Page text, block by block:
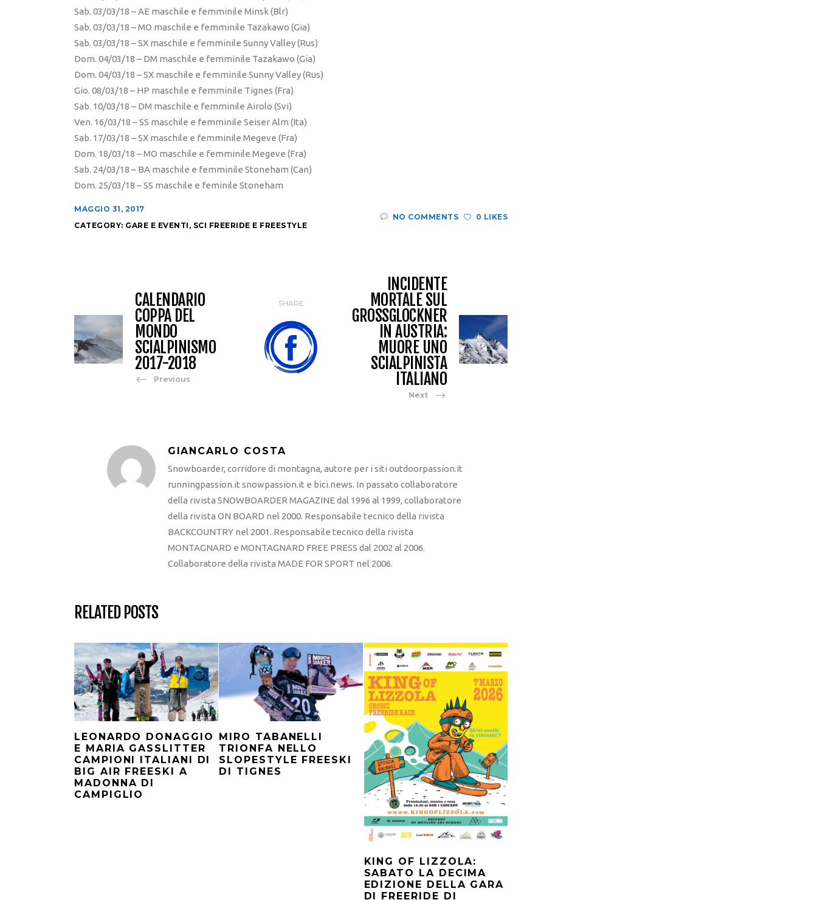
Sab. 03/03/18 – AE maschile e femminile Minsk (Blr)
Sab. 03/03/18 – MO maschile e femminile Tazakawo (Gia)
Sab. 03/03/18 – SX maschile e femminile Sunny Valley (Rus)
Dom. 04/03/18 – DM maschile e femminile Tazakawo (Gia)
Dom. 04/03/18 – SX maschile e femminile Sunny Valley (Rus)
Gio. 08/03/18 – HP maschile e femminile Tignes (Fra)
Sab. 10/03/18 – DM maschile e femminile Airolo (Svi)
Ven. 16/03/18 – SS maschile e femminile Seiser Alm (Ita)
Sab. 17/03/18 – SX maschile e femminile Megeve (Fra)
Dom. 18/03/18 – MO maschile e femminile Megeve (Fra)
Sab. 24/03/18 – BA maschile e femminile Stoneham (Can)
Dom. 25/03/18 – SS maschile e feminile Stoneham
MAGGIO 31, 2017
CATEGORY: GARE E EVENTI , SCI FREERIDE E FREESTYLE
NO COMMENTS 0 LIKES
CALENDARIO
COPPA DEL
MONDO
SCIALPINISMO
2017-2018
Previous
SHARE
INCIDENTE
MORTALE SUL
GROSSGLOCKNER
IN AUSTRIA:
MUORE UNO
SCIALPINISTA
ITALIANO
Next
GIANCARLO COSTA
Snowboarder, corridore di montagna, autore per i siti outdoorpassion.it
runningpassion.it snowpassion.it e bici.news. In passato collaboratore
della rivista SNOWBOARDER MAGAZINE dal 1996 al 1999, collaboratore
della rivista ON BOARD nel 2000. Responsabile tecnico della rivista
BACKCOUNTRY nel 2001. Responsabile tecnico della rivista
MONTAGNARD e MONTAGNARD FREE PRESS dal 2002 al 2006.
Collaboratore della rivista MADE FOR SPORT nel 2006.
RELATED POSTS
LEONARDO DONAGGIO
E MARIA GASSLITTER
CAMPIONI ITALIANI DI
BIG AIR FREESKI A
MADONNA DI
CAMPIGLIO
MIRO TABANELLI
TRIONFA NELLO
SLOPESTYLE FREESKI
DI TIGNES
KING OF LIZZOLA:
SABATO LA DECIMA
EDIZIONE DELLA GARA
DI FREERIDE DI